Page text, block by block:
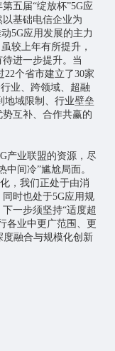
五届“绽放杯”5G应
基础电信企业为
5G应用发展的主力
较上年有所提升，
进一步提升。当
个省市建立了30家
业、跨领域、超融
地域限制、行业壁垒
互补、合作共赢的
产业联盟的资源，尽
间冷”尴尬局面。
，我们正处于由消
时也处于5G应用规
一步须坚持“适度超
各业中更广范围、更
度融合与规模化创新